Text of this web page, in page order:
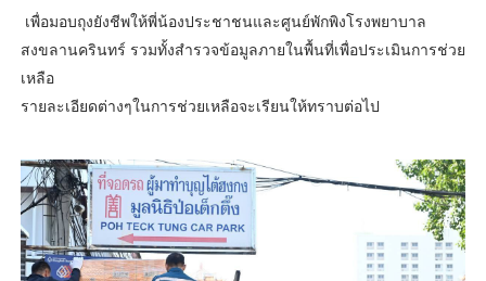
เพื่อมอบถุงยังชีพให้พี่น้องประชาชนและศูนย์พักพิงโรงพยาบาล
สงขลานครินทร์ รวมทั้งสำรวจข้อมูลภายในพื้นที่เพื่อประเมินการช่วย
เหลือ
รายละเอียดต่างๆในการช่วยเหลือจะเรียนให้ทราบต่อไป